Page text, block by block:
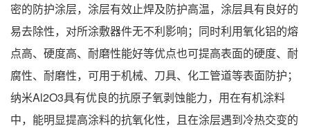
密的防护涂层，涂层有效止焊及防护高温，涂层具有良好的
易去除性，对所涂敷器件无不利影响；同时利用氧化铝的熔
点高、硬度高、耐磨性能好等优点也可提高表面的硬度、耐
腐性、耐磨性，可用于机械、刀具、化工管道等表面防护；
纳米Al2O3具有优良的抗原子氧剥蚀能力，用在有机涂料
中，能明显提高涂料的抗氧化性，且在涂层遇到冷热交变的